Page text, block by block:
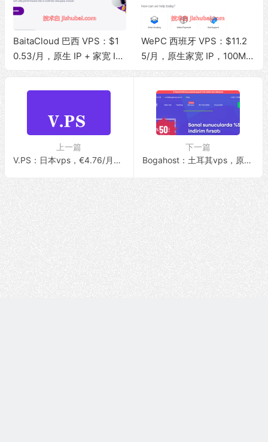
BaitaCloud 巴西 VPS：$1
0.53/月，原生 IP + 家宽 IS
WePC 西班牙 VPS：$11.2
5/月，原生家宽 IP，100Mb
上一篇
V.PS：日本vps，€4.76/月，软银Softbank+BBIX线路，全场八折促销中！
下一篇
Bogahost：土耳其vps，原生IP/解锁土区Netflix/1Gbps带宽@无限流量，$2.47/月